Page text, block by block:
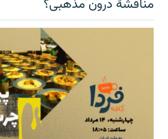
مناقشهٔ درون مذهبی؟